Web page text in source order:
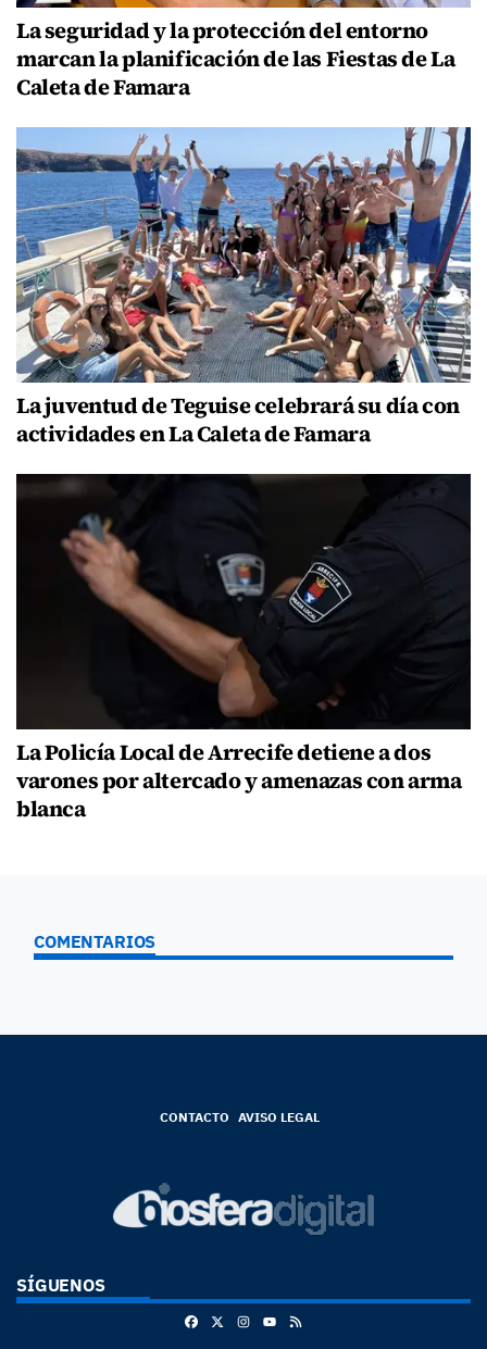
La seguridad y la protección del entorno
marcan la planificación de las Fiestas de La
Caleta de Famara
La juventud de Teguise celebrará su día con
actividades en La Caleta de Famara
La Policía Local de Arrecife detiene a dos
varones por altercado y amenazas con arma
blanca
COMENTARIOS
CONTACTO AVISO LEGAL
SÍGUENOS
FacebookInstagram